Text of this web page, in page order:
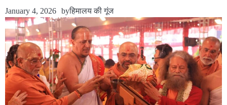
January 4, 2026 byहिमालय की गूंज